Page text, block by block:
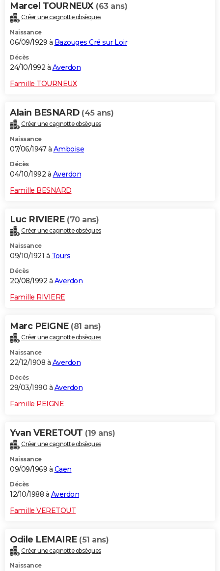
Marcel TOURNEUX (63 ans)
Créer une cagnotte obsèques
Naissance
06/09/1929 à Bazouges Cré sur Loir
Décès
24/10/1992 à Averdon
Famille TOURNEUX
Alain BESNARD (45 ans)
Créer une cagnotte obsèques
Naissance
07/06/1947 à Amboise
Décès
04/10/1992 à Averdon
Famille BESNARD
Luc RIVIERE (70 ans)
Créer une cagnotte obsèques
Naissance
09/10/1921 à Tours
Décès
20/08/1992 à Averdon
Famille RIVIERE
Marc PEIGNE (81 ans)
Créer une cagnotte obsèques
Naissance
22/12/1908 à Averdon
Décès
29/03/1990 à Averdon
Famille PEIGNE
Yvan VERETOUT (19 ans)
Créer une cagnotte obsèques
Naissance
09/09/1969 à Caen
Décès
12/10/1988 à Averdon
Famille VERETOUT
Odile LEMAIRE (51 ans)
Créer une cagnotte obsèques
Naissance